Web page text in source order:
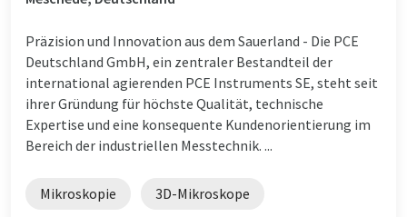
Präzision und Innovation aus dem Sauerland - Die PCE
Deutschland GmbH, ein zentraler Bestandteil der
international agierenden PCE Instruments SE, steht seit
ihrer Gründung für höchste Qualität, technische
Expertise und eine konsequente Kundenorientierung im
Bereich der industriellen Messtechnik. ...
Mikroskopie 3D-Mikroskope